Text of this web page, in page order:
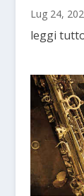
Lug 24,
leggi